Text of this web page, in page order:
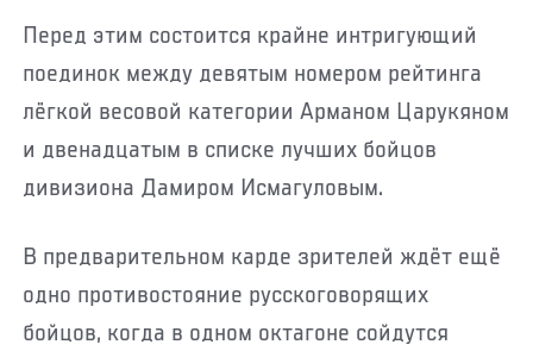
Перед этим состоится крайне интригующий
поединок между девятым номером рейтинга
лёгкой весовой категории Арманом Царукяном
и двенадцатым в списке лучших бойцов
дивизиона Дамиром Исмагуловым.
В предварительном карде зрителей ждёт ещё
одно противостояние русскоговорящих
бойцов, когда в одном октагоне сойдутся